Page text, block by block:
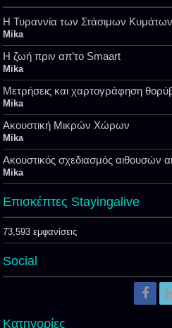
Η Τυραννία των Στάσιμων Κυμάτων
Mika
Η ζωή πριν απ’το Smaart
Mika
Μετρήσεις και χαρτογράφηση
Mika
Ακουστική Μικρών Χώρων
Mika
Ακουστικός σχεδιασμός αιθουσών
Mika
Επισκέπτες Stayingalive
73,593 εμφανίσεις
Social
Kατηγορίες